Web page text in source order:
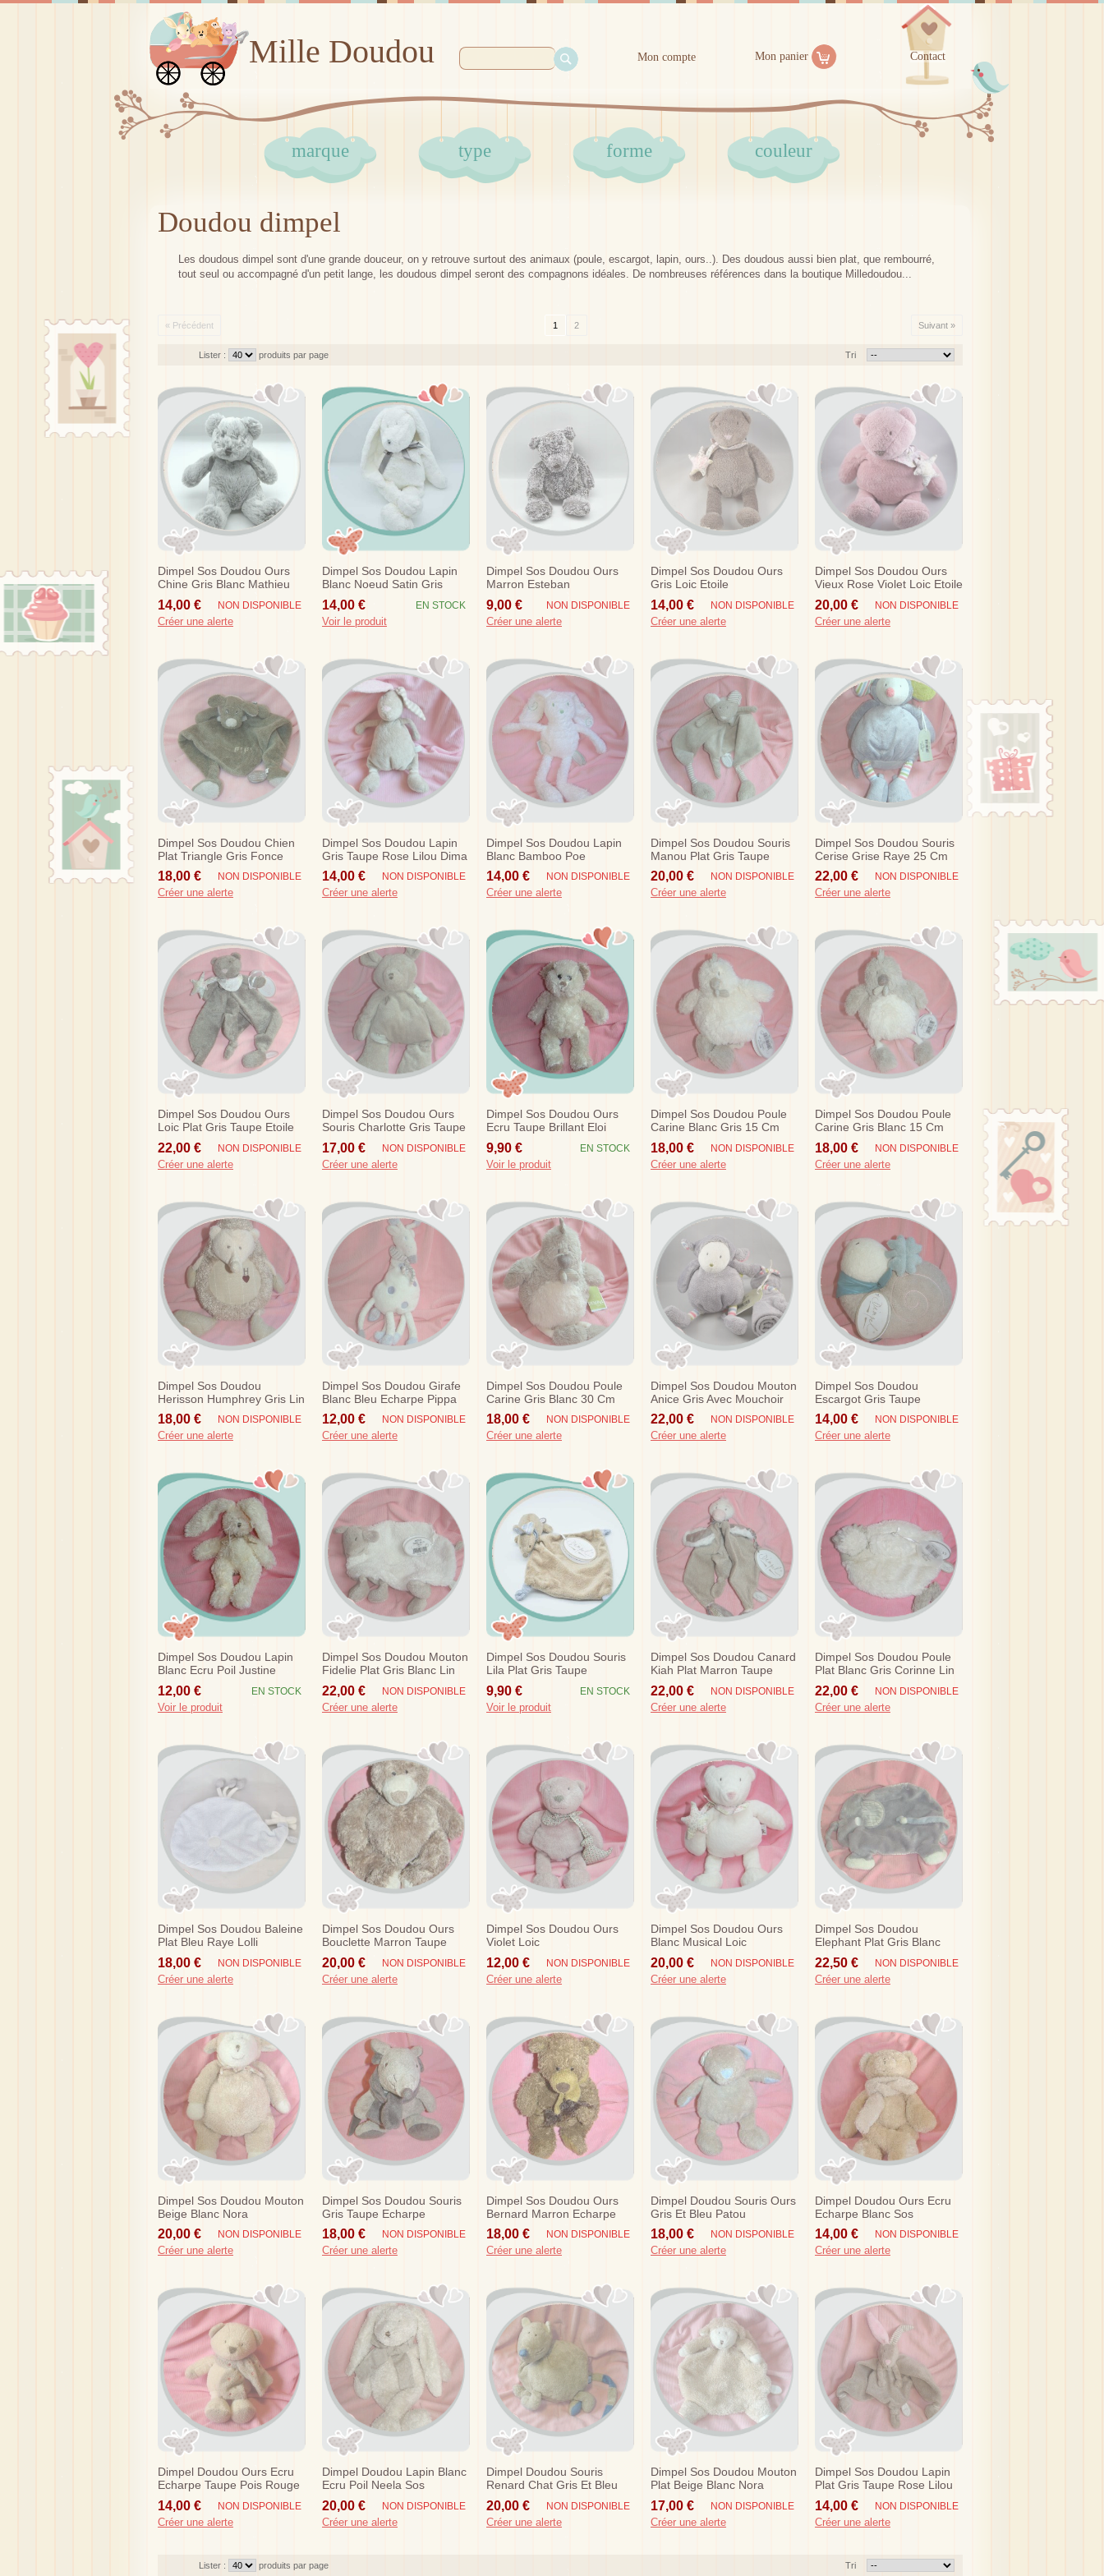
Mille Doudou Mon compte Mon panier Contact
marque type forme couleur
Doudou dimpel
Les doudous dimpel sont d'une grande douceur, on y retrouve surtout des animaux (poule, escargot, lapin, ours..). Des doudous aussi bien plat, que rembourré,
tout seul ou accompagné d'un petit lange, les doudous dimpel seront des compagnons idéales. De nombreuses références dans la boutique Milledoudou...
« Précédent 1 2 Suivant »
Tri
Lister : produits par page
Dimpel Sos Doudou Ours
Chine Gris Blanc Mathieu
14,00 € NON DISPONIBLE
Créer une alerte
Dimpel Sos Doudou Lapin
Blanc Noeud Satin Gris
Neela
14,00 € EN STOCK
Voir le produit
Dimpel Sos Doudou Ours
Marron Esteban
9,00 € NON DISPONIBLE
Créer une alerte
Dimpel Sos Doudou Ours
Gris Loic Etoile
14,00 € NON DISPONIBLE
Créer une alerte
Dimpel Sos Doudou Ours
Vieux Rose Violet Loic Etoile
37 Cm
20,00 € NON DISPONIBLE
Créer une alerte
Dimpel Sos Doudou Chien
Plat Triangle Gris Fonce
Taupe Fifi
18,00 € NON DISPONIBLE
Créer une alerte
Dimpel Sos Doudou Lapin
Gris Taupe Rose Lilou Dima
20 Cm
14,00 € NON DISPONIBLE
Créer une alerte
Dimpel Sos Doudou Lapin
Blanc Bamboo Poe
14,00 € NON DISPONIBLE
Créer une alerte
Dimpel Sos Doudou Souris
Manou Plat Gris Taupe
20,00 € NON DISPONIBLE
Créer une alerte
Dimpel Sos Doudou Souris
Cerise Grise Raye 25 Cm
22,00 € NON DISPONIBLE
Créer une alerte
Dimpel Sos Doudou Ours
Loic Plat Gris Taupe Etoile
22,00 € NON DISPONIBLE
Créer une alerte
Dimpel Sos Doudou Ours
Souris Charlotte Gris Taupe
Ecu
17,00 € NON DISPONIBLE
Créer une alerte
Dimpel Sos Doudou Ours
Ecru Taupe Brillant Eloi
9,90 € EN STOCK
Voir le produit
Dimpel Sos Doudou Poule
Carine Blanc Gris 15 Cm
18,00 € NON DISPONIBLE
Créer une alerte
Dimpel Sos Doudou Poule
Carine Gris Blanc 15 Cm
18,00 € NON DISPONIBLE
Créer une alerte
Dimpel Sos Doudou
Herisson Humphrey Gris Lin
Taupe 30 Cm
18,00 € NON DISPONIBLE
Créer une alerte
Dimpel Sos Doudou Girafe
Blanc Bleu Echarpe Pippa
12,00 € NON DISPONIBLE
Créer une alerte
Dimpel Sos Doudou Poule
Carine Gris Blanc 30 Cm
18,00 € NON DISPONIBLE
Créer une alerte
Dimpel Sos Doudou Mouton
Anice Gris Avec Mouchoir
Plat Raye Tissu Rose Vert
22,00 € NON DISPONIBLE
Créer une alerte
Dimpel Sos Doudou
Escargot Gris Taupe
Banadana Bleu Boo
14,00 € NON DISPONIBLE
Créer une alerte
Dimpel Sos Doudou Lapin
Blanc Ecru Poil Justine
12,00 € EN STOCK
Voir le produit
Dimpel Sos Doudou Mouton
Fidelie Plat Gris Blanc Lin
22,00 € NON DISPONIBLE
Créer une alerte
Dimpel Sos Doudou Souris
Lila Plat Gris Taupe
Mouchoir Fleur
9,90 € EN STOCK
Voir le produit
Dimpel Sos Doudou Canard
Kiah Plat Marron Taupe
22,00 € NON DISPONIBLE
Créer une alerte
Dimpel Sos Doudou Poule
Plat Blanc Gris Corinne Lin
22,00 € NON DISPONIBLE
Créer une alerte
Dimpel Sos Doudou Baleine
Plat Bleu Raye Lolli
18,00 € NON DISPONIBLE
Créer une alerte
Dimpel Sos Doudou Ours
Bouclette Marron Taupe
Gabriel
20,00 € NON DISPONIBLE
Créer une alerte
Dimpel Sos Doudou Ours
Violet Loic
12,00 € NON DISPONIBLE
Créer une alerte
Dimpel Sos Doudou Ours
Blanc Musical Loic
20,00 € NON DISPONIBLE
Créer une alerte
Dimpel Sos Doudou
Elephant Plat Gris Blanc
Bolli
22,50 € NON DISPONIBLE
Créer une alerte
Dimpel Sos Doudou Mouton
Beige Blanc Nora
20,00 € NON DISPONIBLE
Créer une alerte
Dimpel Sos Doudou Souris
Gris Taupe Echarpe
18,00 € NON DISPONIBLE
Créer une alerte
Dimpel Sos Doudou Ours
Bernard Marron Echarpe
18,00 € NON DISPONIBLE
Créer une alerte
Dimpel Doudou Souris Ours
Gris Et Bleu Patou
18,00 € NON DISPONIBLE
Créer une alerte
Dimpel Doudou Ours Ecru
Echarpe Blanc Sos
14,00 € NON DISPONIBLE
Créer une alerte
Dimpel Doudou Ours Ecru
Echarpe Taupe Pois Rouge
Tibe Sos
14,00 € NON DISPONIBLE
Créer une alerte
Dimpel Doudou Lapin Blanc
Ecru Poil Neela Sos
20,00 € NON DISPONIBLE
Créer une alerte
Dimpel Doudou Souris
Renard Chat Gris Et Bleu
Lucienne
20,00 € NON DISPONIBLE
Créer une alerte
Dimpel Sos Doudou Mouton
Plat Beige Blanc Nora
17,00 € NON DISPONIBLE
Créer une alerte
Dimpel Sos Doudou Lapin
Plat Gris Taupe Rose Lilou
Dima
14,00 € NON DISPONIBLE
Créer une alerte
Tri
Lister : produits par page